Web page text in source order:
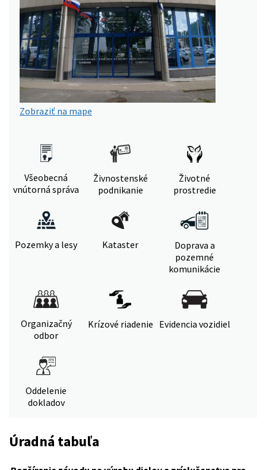
Zobraziť na mape
Všeobecná
vnútorná správa
Živnostenské
podnikanie
Životné
prostredie
Pozemky a lesy Kataster
Doprava a
pozemné
komunikácie
Organizačný
odbor
Krízové riadenie Evidencia vozidiel
Oddelenie
dokladov
Úradná tabuľa